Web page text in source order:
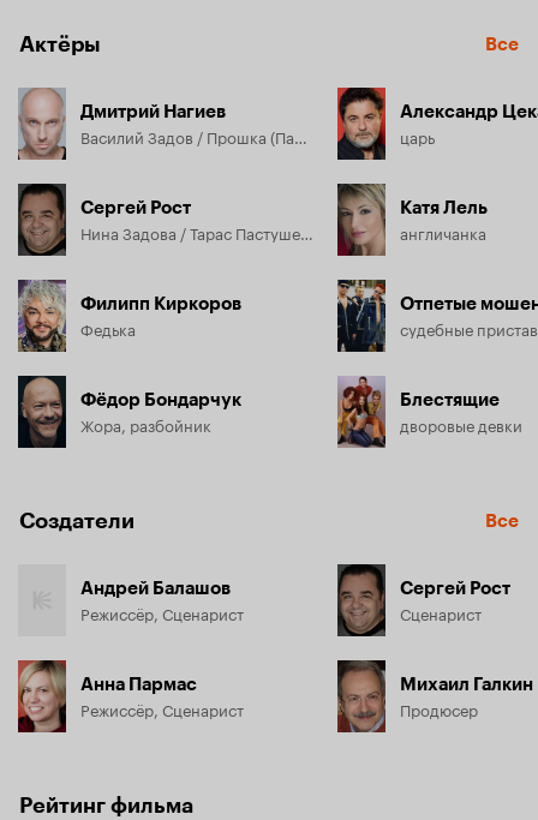
Актёры Все
Дмитрий Нагиев
Василий Задов / Прошка (Пашка) / Танька
Сергей Рост
Нина Задова / Тарас Пастушенко / помещик Тракторенский (Бульдозер) / полковник Багратионов
Филипп Киркоров
Федька
Фёдор Бондарчук
Жора, разбойник
Александр
царь
Катя Лель
англичанка
Отпетые
судебные
Блестящие
дворовые девки
Создатели Все
Андрей Балашов
Режиссёр, Сценарист
Анна Пармас
Режиссёр, Сценарист
Сергей Рост
Сценарист
Михаил Галкин
Продюсер
Рейтинг фильма